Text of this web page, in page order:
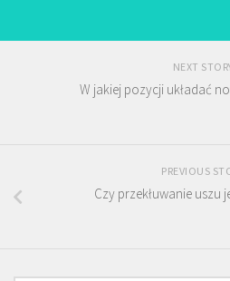
NEXT
W jakiej pozycji układać
PREVIOUS
Czy przekłuwanie uszu